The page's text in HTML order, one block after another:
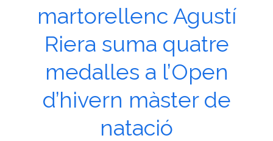
martorellenc Agustí
Riera suma quatre
medalles a l’Open
d’hivern màster de
natació